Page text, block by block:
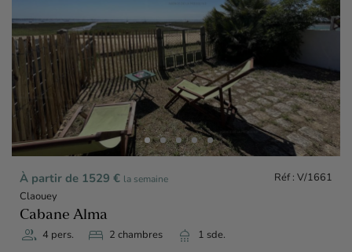
À partir de 1529 € la semaine
Réf : V/1661
Claouey
Cabane Alma
group 4 pers. bed 2 chambres shower 1 sde.